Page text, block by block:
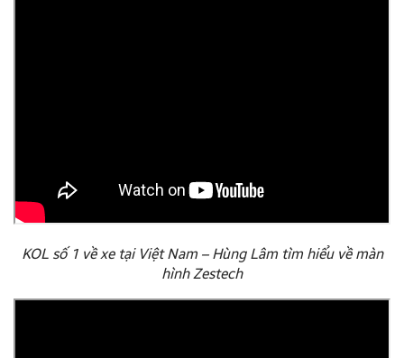
KOL số 1 về xe tại Việt Nam – Hùng Lâm tìm hiểu về màn
hình Zestech